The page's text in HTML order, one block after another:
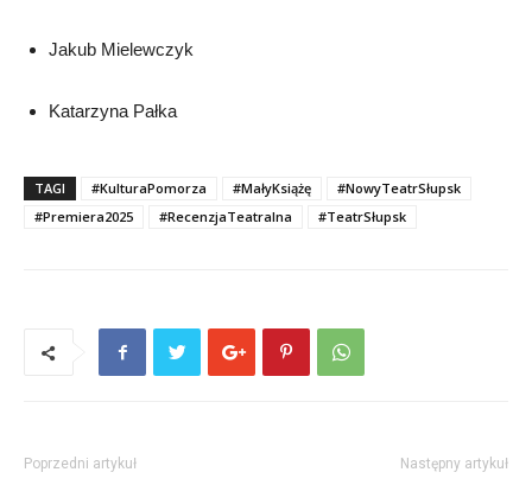
Jakub Mielewczyk
Katarzyna Pałka
TAGI #KulturaPomorza #MałyKsiążę
#NowyTeatrSłupsk
#Premiera2025
#RecenzjaTeatralna #TeatrSłupsk
Poprzedni artykuł Następny artykuł